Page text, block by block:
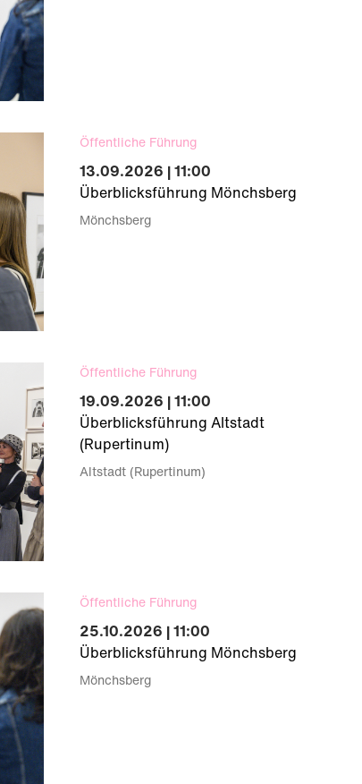
Öffentliche Führung
13.09.2026 | 11:00
Überblicksführung Mönchsberg
Mönchsberg
Öffentliche Führung
19.09.2026 | 11:00
Überblicksführung Altstadt
(Rupertinum)
Altstadt (Rupertinum)
Öffentliche Führung
25.10.2026 | 11:00
Überblicksführung Mönchsberg
Mönchsberg